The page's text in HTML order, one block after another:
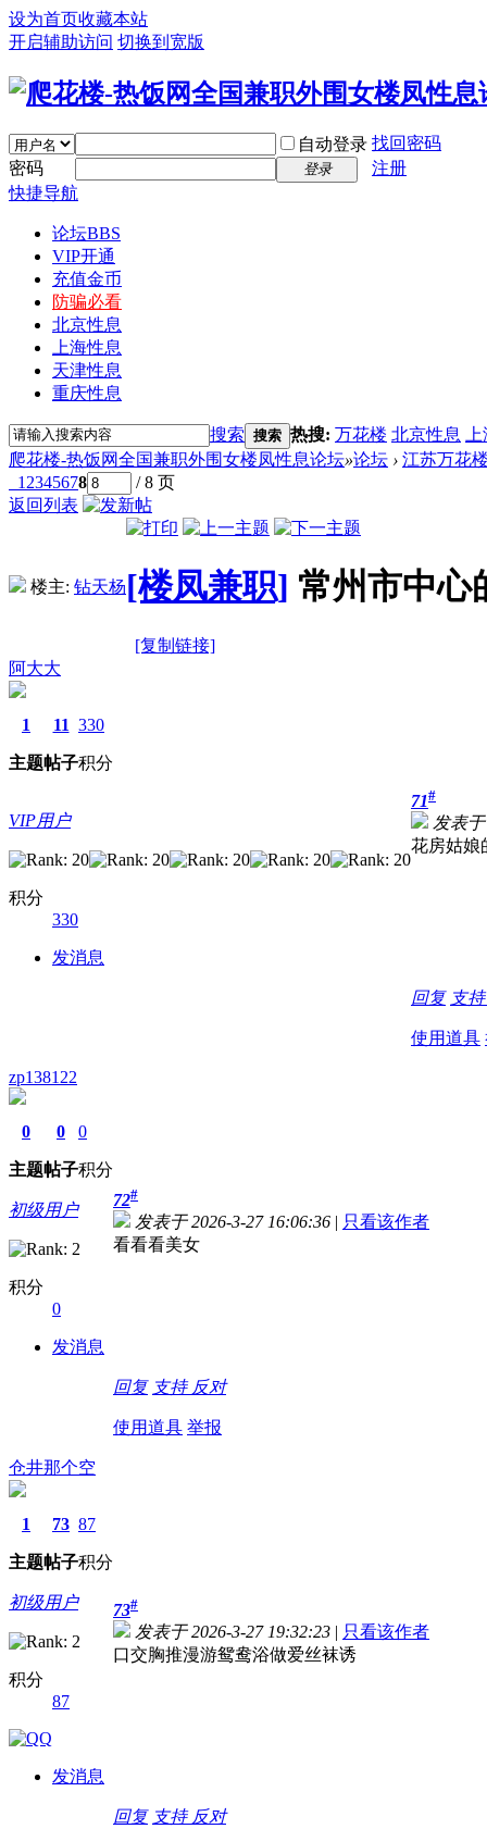
设为首页收藏本站
开启辅助访问 切换到宽版
自动登录 找回密码
密码
登录
注册
快捷导航
论坛BBS
VIP开通
充值金币
防骗必看
北京性息
上海性息
天津性息
重庆性息
搜索 搜索 热搜: 万花楼 北京性息
爬花楼-热饭网全国兼职外围女楼凤性息论坛»论坛 › 江苏万花
1 2345678
/ 8 页
返回列表
楼主: 钻天杨[楼凤兼职] 常州市中心
[复制链接]
阿大大
1
主题
11
帖子
330
积分
VIP用户
积分
330
发消息
71#
发表于
花房姑娘
回复 支
使用道具
zp138122
0
主题
0
帖子
0
积分
初级用户
积分
0
发消息
72#
发表于 2026-3-27 16:06:36 | 只看该作者
看看看美女
回复 支持 反对
使用道具 举报
仓井那个空
1
主题
73
帖子
87
积分
初级用户
积分
87
发消息
73#
发表于 2026-3-27 19:32:23 | 只看该作者
口交胸推漫游鸳鸯浴做爱丝袜诱
回复 支持 反对